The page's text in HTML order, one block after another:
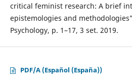
critical feminist research: A brief
epistemologies and
Psychology, p. 1–17, 3 set. 2019.
PDF/A (Español (España))